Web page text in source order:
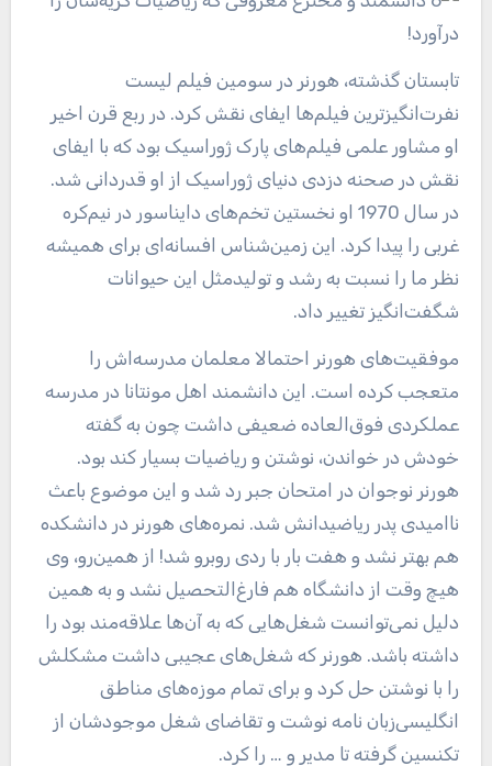
تابستان گذشته، هورنر در سومین فیلم لیست
نفرت‌انگیزترین فیلم‌ها ایفای نقش کرد. در ربع قرن اخیر
او مشاور علمی فیلم‌های پارک ژوراسیک بود که با ایفای
نقش در صحنه دزدی دنیای ژوراسیک از او قدردانی شد.
در سال 1970 او نخستین تخم‌های دایناسور در نیم‌کره
غربی را پیدا کرد. این زمین‌شناس افسانه‌ای برای همیشه
نظر ما را نسبت به رشد و تولیدمثل این حیوانات
شگفت‌انگیز تغییر داد.
موفقیت‌های هورنر احتمالا معلمان مدرسه‌اش را
متعجب کرده است. این دانشمند اهل مونتانا در مدرسه
عملکردی فوق‌العاده ضعیفی داشت چون به گفته
خودش در خواندن، نوشتن و ریاضیات بسیار کند بود.
هورنر نوجوان در امتحان جبر رد شد و این موضوع باعث
ناامیدی پدر ریاضیدانش شد. نمره‌های هورنر در دانشکده
هم بهتر نشد و هفت بار با ردی روبرو شد! از همین‌رو، وی
هیچ وقت از دانشگاه هم فارغ‌التحصیل نشد و به همین
دلیل نمی‌توانست شغل‌هایی که به آن‌ها علاقه‌مند بود را
داشته باشد. هورنر که شغل‌های عجیبی داشت مشکلش
را با نوشتن حل کرد و برای تمام موزه‌های مناطق
انگلیسی‌زبان نامه نوشت و تقاضای شغل موجودشان از
تکنسین گرفته تا مدیر و … را کرد.